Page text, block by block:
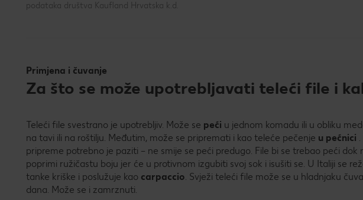
podataka društva Kaufland Hrvatska k.d.
Primjena i čuvanje
Za što se može upotrebljavati teleći file i
Teleći file svestrano je upotrebljiv. Može se peći u jednom komadu ili u obliku
na tavi ili na roštilju. Međutim, može se pripremati i kao teleće pečenje u pećnici
pripreme potrebno je paziti – ne smije se peći predugo. File bi se trebao peći dok
poprimi ružičastu boju jer će u protivnom izgubiti svoj sok i isušiti se. U Italiji se
tanke kriške i poslužuje kao carpaccio. Svježi teleći file može se u hladnjaku
dana. Može se i zamrznuti.